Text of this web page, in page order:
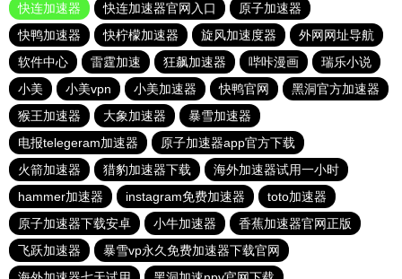
快连加速器
快连加速器官网入口
原子加速器
快鸭加速器
快柠檬加速器 旋风加速度器
外网网址导航
软件中心
雷霆加速 狂飙加速器 哔咔漫画
瑞乐小说
小美
小美vpn 小美加速器 快鸭官网
黑洞官方加速器
猴王加速器
大象加速器
暴雪加速器
电报telegeram加速器
原子加速器app官方下载
火箭加速器
猎豹加速器下载
海外加速器试用一小时
hammer加速器
instagram免费加速器
toto加速器
原子加速器下载安卓
小牛加速器
香蕉加速器官网正版
飞跃加速器
暴雪vp永久免费加速器下载官网